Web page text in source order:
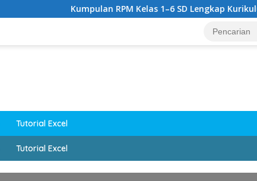
Kumpulan RPM Kelas 1–6 SD Lengkap Kurikulum
Tutorial Excel
Tutorial Excel